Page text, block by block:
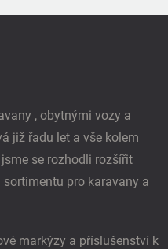
, obytnými vozy a
již řadu let a vše kolem
se rozhodli rozšířit
pro karavany a
markýzy a příslušenství k